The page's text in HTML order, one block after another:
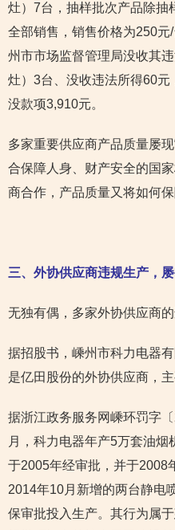
灶）7台，抽样批次产品除抽
全部销售，销售价格为250
州市市场监督管理局没收其
灶）3台、没收违法所得60
没款项3,910元。
多家重要供应商产品质量屡
合保障人身、财产安全的国
商合作，产品质量又将如何保
三、外协供应商违规生产，
无独有偶，多家外协供应商的
据招股书，嵊州市科力电器有
是亿田股份的外协供应商，主
据浙江政务服务网嵊环罚字
月，科力电器年产5万套油
于2005年经审批，并于2008
2014年10月新增的两台静电
保审批投入生产。其行为属